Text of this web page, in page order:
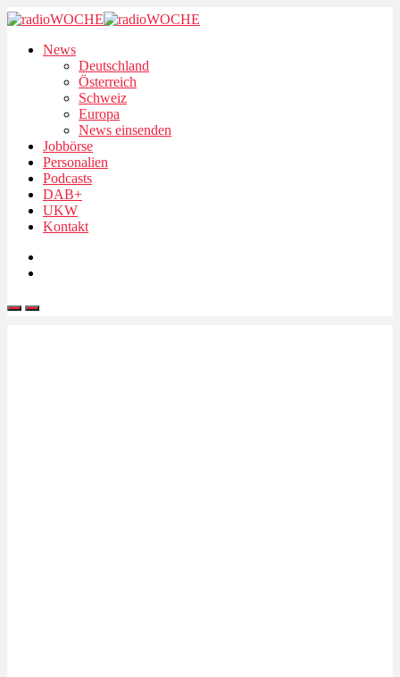
News
Deutschland
Österreich
Schweiz
Europa
News einsenden
Jobbörse
Personalien
Podcasts
DAB+
UKW
Kontakt